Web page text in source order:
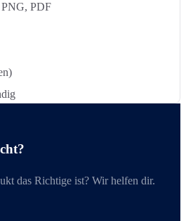
PDF
das Richtige ist? Wir helfen dir.